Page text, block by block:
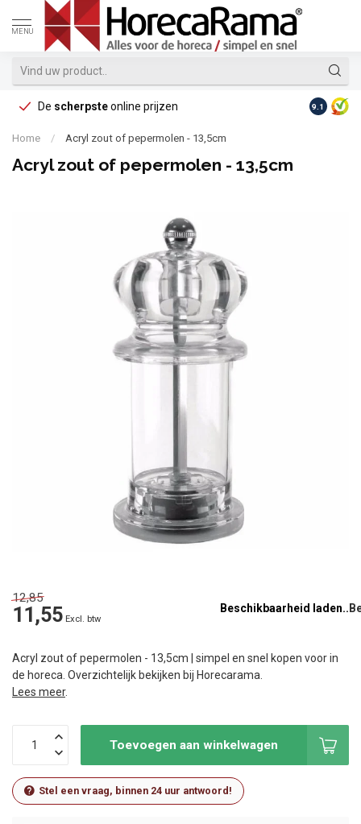
MENU
De scherpsteonline prijzen Op
9.1
Home / Acryl zout of pepermolen - 13,5cm
Acryl zout of pepermolen - 13,5cm
12,85
11,55 Excl. btw
Beschikbaarheid laden..
Acryl zout of pepermolen - 13,5cm | simpel en snel kopen voor in
de horeca. Overzichtelijk bekijken bij Horecarama.
Lees meer.
Toevoegen aan winkelwagen
Stel een vraag, binnen 24 uur antwoord!